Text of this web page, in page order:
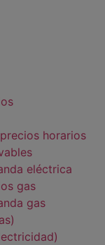
horarios
eléctrica
gas
gas